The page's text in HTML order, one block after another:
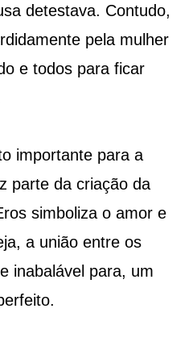
detestava. Contudo,
pela mulher
e todos para ficar
importante para a
parte da criação da
simboliza o amor e
a união entre os
inabalável para, um